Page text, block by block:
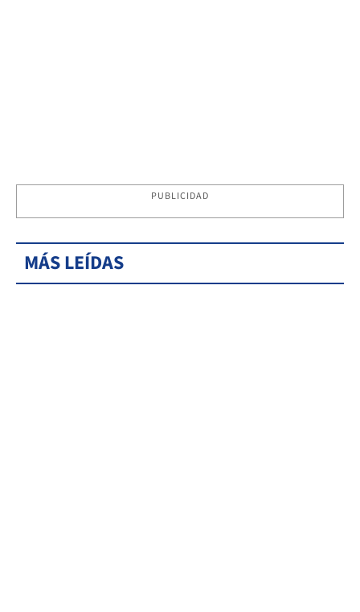
PUBLICIDAD
MÁS LEÍDAS